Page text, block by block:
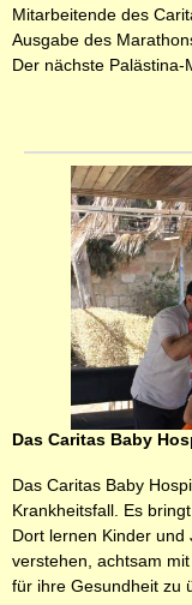
Mitarbeitende des
Ausgabe des
Der nächste
Das Caritas Baby
Das Caritas Baby
Krankheitsfall. Es
Dort lernen Kinder und
verstehen, achtsam
für ihre Gesundheit zu